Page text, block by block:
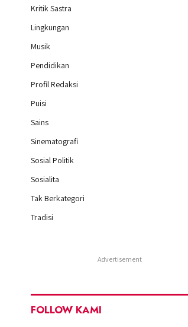
Kritik Sastra
Lingkungan
Musik
Pendidikan
Profil Redaksi
Puisi
Sains
Sinematografi
Sosial Politik
Sosialita
Tak Berkategori
Tradisi
Advertisement
FOLLOW KAMI